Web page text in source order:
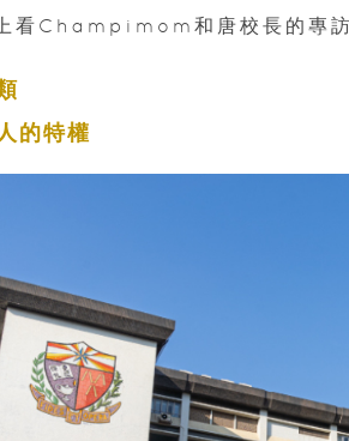
看Champimom和唐校長的專訪
的特權